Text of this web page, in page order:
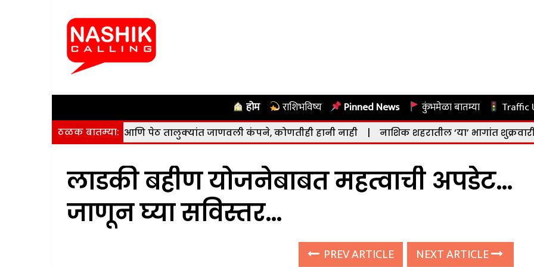
होम राशिभविष्य Pinned News कुंभमेळा बातम्या Traffic
ठळक बातम्या:
कळवण आणि पेठ तालुक्यांत जाणवली कंपने, कोणतीही हानी नाही | नाशिक शहरातील ‘या’ भागांत शुक्रवारी (दि. ७
लाडकी बहीण योजनेबाबत महत्वाची अपडेट…
जाणून घ्या सविस्तर…
PREV ARTICLE NEXT ARTICLE